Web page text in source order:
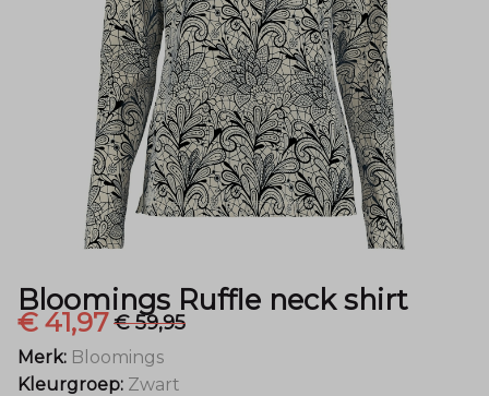
Menger
Mode
Bloomings Ruffle neck shirt
€ 41,97€ 59,95
Merk: Bloomings
Kleurgroep: Zwart